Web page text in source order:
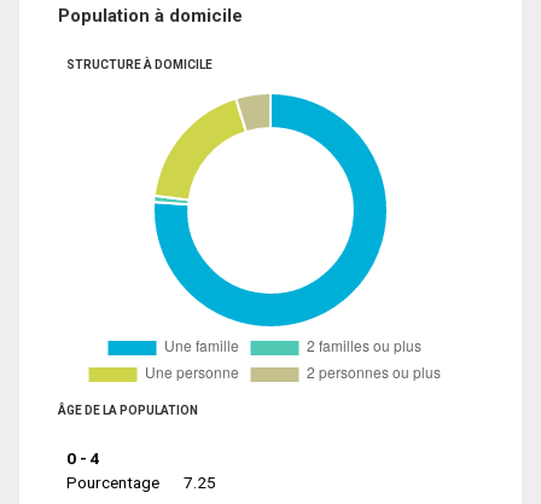
Population à domicile
STRUCTURE À DOMICILE
ÂGE DE LA POPULATION
0 - 4
Pourcentage
7.25